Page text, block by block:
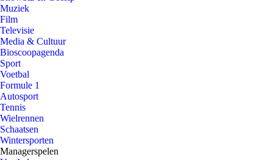
Muziek
Film
Televisie
Media & Cultuur
Bioscoopagenda
Sport
Voetbal
Formule 1
Autosport
Tennis
Wielrennen
Schaatsen
Wintersporten
Managerspelen